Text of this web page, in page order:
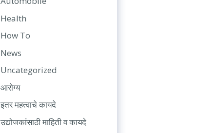
Health
How To
News
Uncategorized
आरोग्य
इतर महत्वाचे कायदे
उद्योजकांसाठी माहिती व कायदे